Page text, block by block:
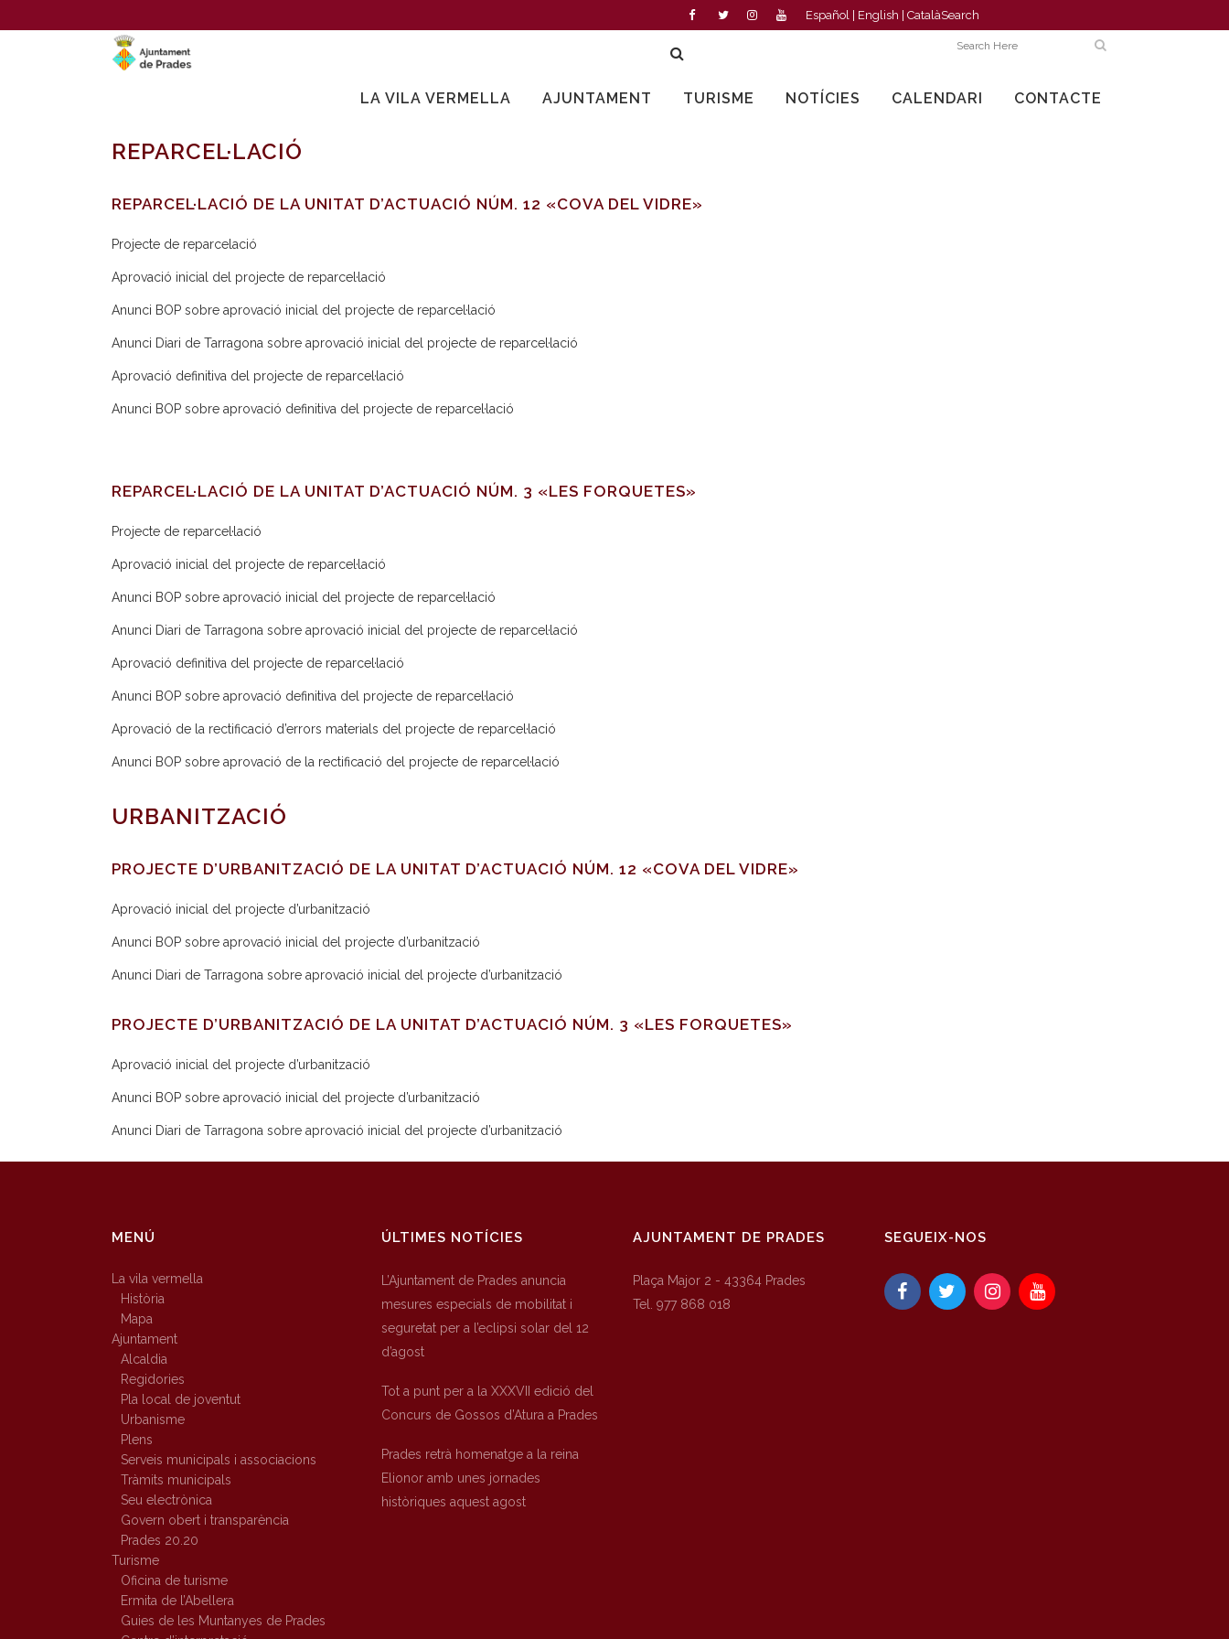
Español English CatalàSearch
LA VILA VERMELLA AJUNTAMENT TURISME NOTÍCIES CALENDARI CONTACTE
REPARCEL·LACIÓ
REPARCEL·LACIÓ DE LA UNITAT D’ACTUACIÓ NÚM. 12 «COVA DEL VIDRE»
Projecte de reparcelació
Aprovació inicial del projecte de reparcel·lació
Anunci BOP sobre aprovació inicial del projecte de reparcel·lació
Anunci Diari de Tarragona sobre aprovació inicial del projecte de reparcel·lació
Aprovació definitiva del projecte de reparcel·lació
Anunci BOP sobre aprovació definitiva del projecte de reparcel·lació
REPARCEL·LACIÓ DE LA UNITAT D’ACTUACIÓ NÚM. 3 «LES FORQUETES»
Projecte de reparcel·lació
Aprovació inicial del projecte de reparcel·lació
Anunci BOP sobre aprovació inicial del projecte de reparcel·lació
Anunci Diari de Tarragona sobre aprovació inicial del projecte de reparcel·lació
Aprovació definitiva del projecte de reparcel·lació
Anunci BOP sobre aprovació definitiva del projecte de reparcel·lació
Aprovació de la rectificació d’errors materials del projecte de reparcel·lació
Anunci BOP sobre aprovació de la rectificació del projecte de reparcel·lació
URBANITZACIÓ
PROJECTE D’URBANITZACIÓ DE LA UNITAT D’ACTUACIÓ NÚM. 12 «COVA DEL VIDRE»
Aprovació inicial del projecte d’urbanització
Anunci BOP sobre aprovació inicial del projecte d’urbanització
Anunci Diari de Tarragona sobre aprovació inicial del projecte d’urbanització
PROJECTE D’URBANITZACIÓ DE LA UNITAT D’ACTUACIÓ NÚM. 3 «LES FORQUETES»
Aprovació inicial del projecte d’urbanització
Anunci BOP sobre aprovació inicial del projecte d’urbanització
Anunci Diari de Tarragona sobre aprovació inicial del projecte d’urbanització
MENÚ
La vila vermella
Història
Mapa
Ajuntament
Alcaldia
Regidories
Pla local de joventut
Urbanisme
Plens
Serveis municipals i associacions
Tràmits municipals
Seu electrònica
Govern obert i transparència
Prades 20.20
Turisme
Oficina de turisme
Ermita de l’Abellera
Guies de les Muntanyes de Prades
ÚLTIMES NOTÍCIES
L’Ajuntament de Prades anuncia
mesures especials de mobilitat i
seguretat per a l’eclipsi solar del 12
d’agost
Tot a punt per a la XXXVII edició del
Concurs de Gossos d’Atura a Prades
Prades retrà homenatge a la reina
Elionor amb unes jornades
històriques aquest agost
AJUNTAMENT DE PRADES
Plaça Major 2 - 43364 Prades
Tel. 977 868 018
SEGUEIX-NOS